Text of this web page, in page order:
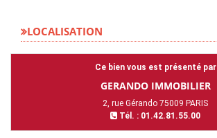
LOCALISATION
Ce bien vous est présenté par
GERANDO IMMOBILIER
2, rue Gérando 75009 PARIS
Tél. : 01.42.81.55.00